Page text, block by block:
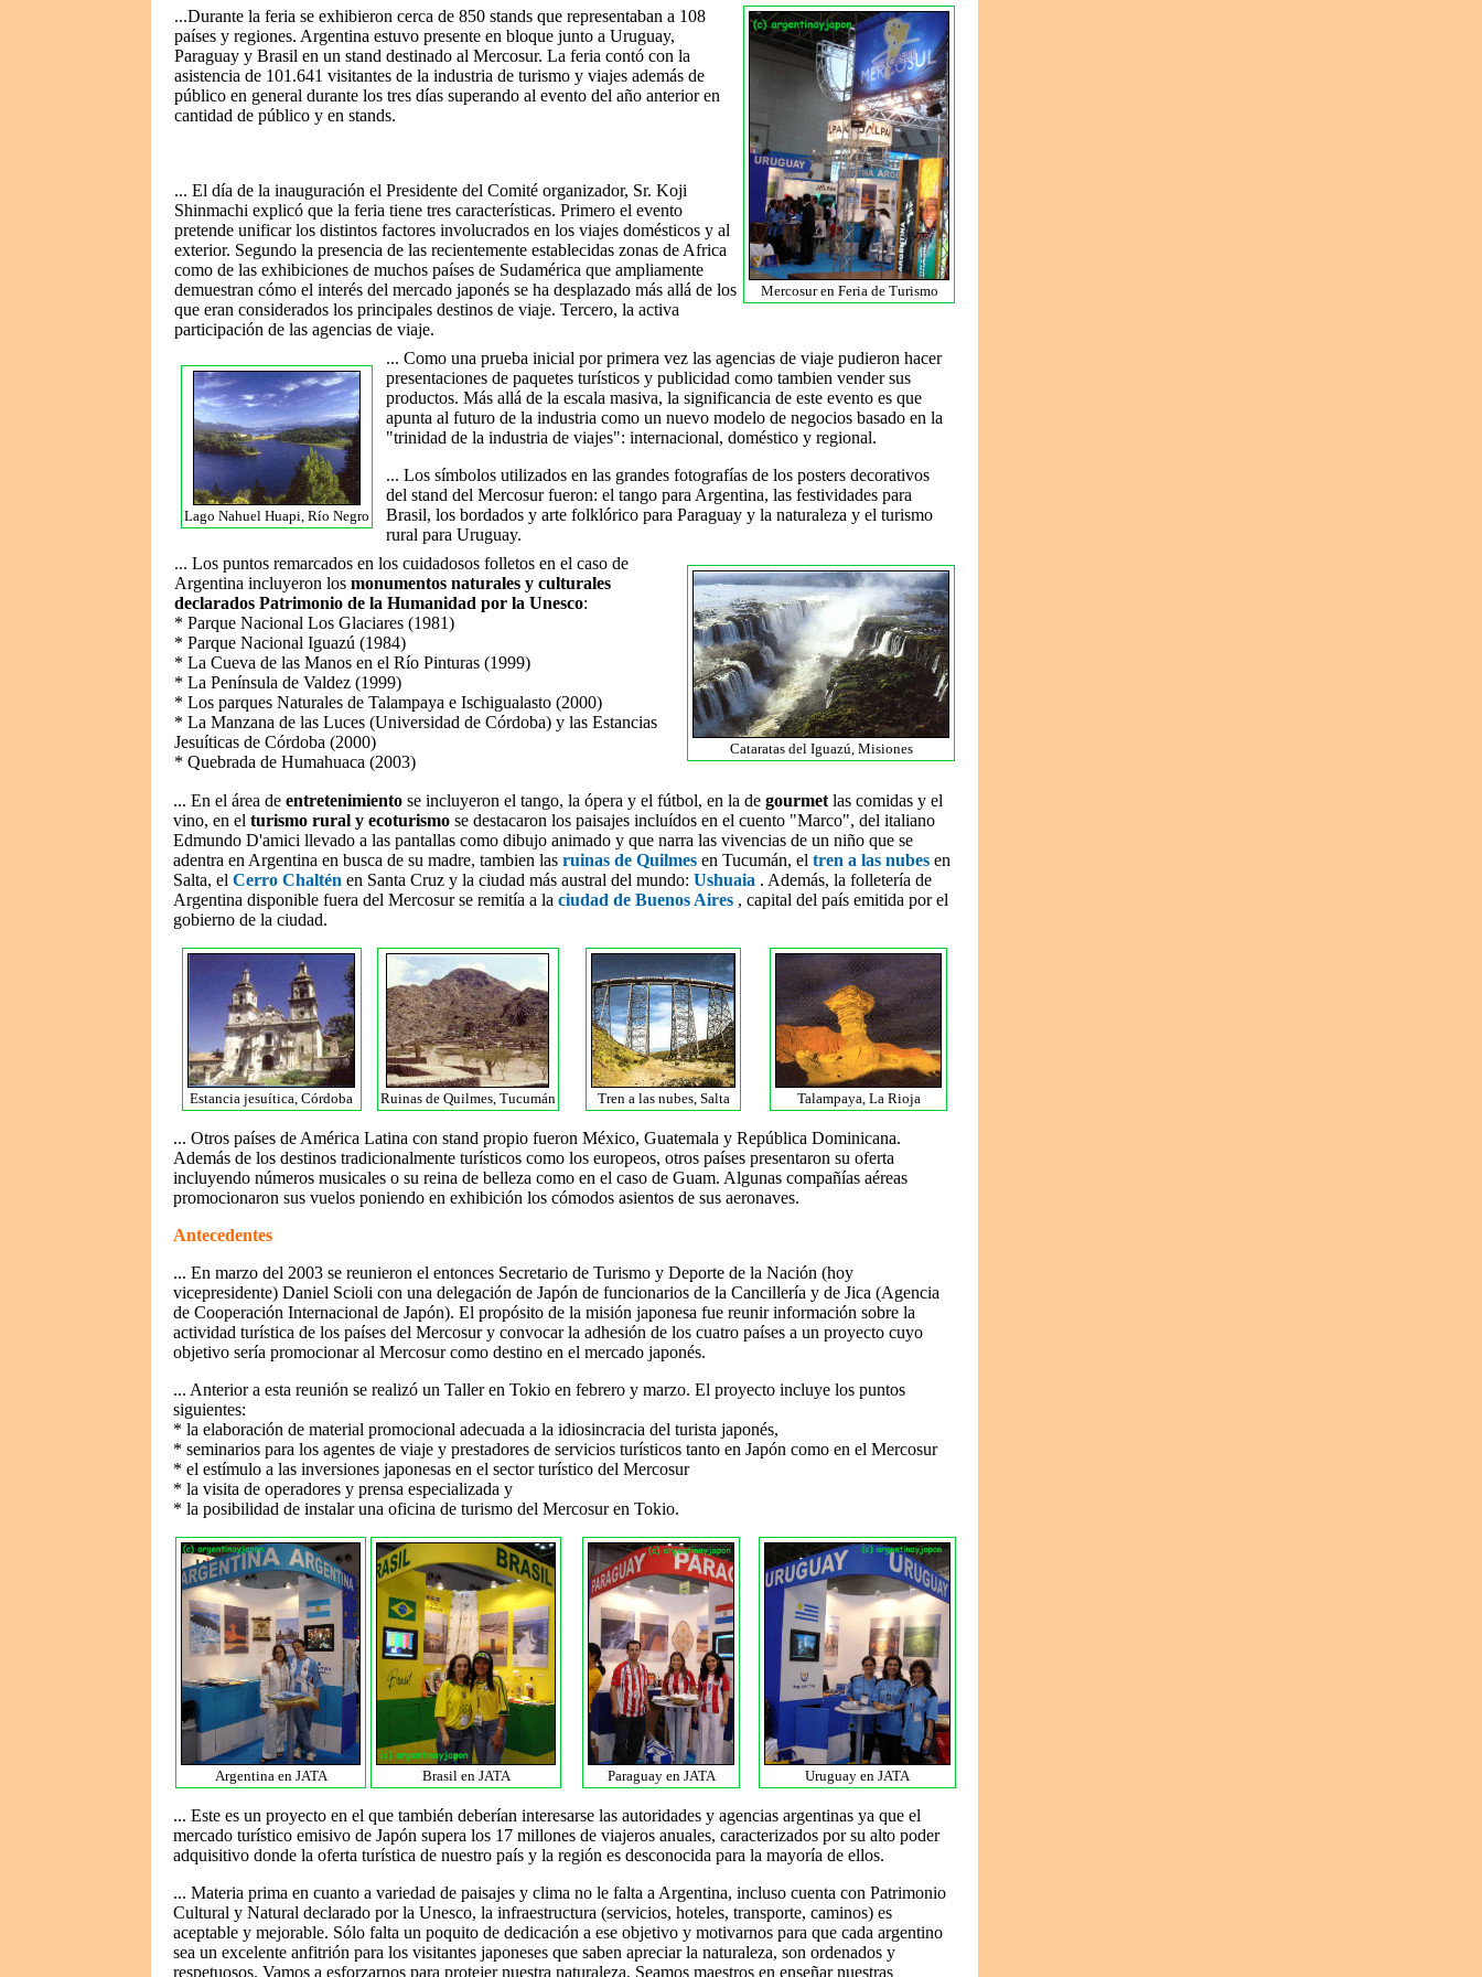
...Durante la feria se exhibieron cerca de 850 stands que representaban a 108
países y regiones. Argentina estuvo presente en bloque junto a Uruguay,
Paraguay y Brasil en un stand destinado al Mercosur. La feria contó con la
asistencia de 101.641 visitantes de la industria de turismo y viajes además de
público en general durante los tres días superando al evento del año anterior en
cantidad de público y en stands.
... El día de la inauguración el Presidente del Comité organizador, Sr. Koji
Shinmachi explicó que la feria tiene tres características. Primero el evento
pretende unificar los distintos factores involucrados en los viajes domésticos y al
exterior. Segundo la presencia de las recientemente establecidas zonas de Africa
como de las exhibiciones de muchos países de Sudamérica que ampliamente
demuestran cómo el interés del mercado japonés se ha desplazado más allá de los
que eran considerados los principales destinos de viaje. Tercero, la activa
participación de las agencias de viaje.
Mercosur en Feria de Turismo
Lago Nahuel Huapi, Río Negro
... Como una prueba inicial por primera vez las agencias de viaje pudieron hacer
presentaciones de paquetes turísticos y publicidad como tambien vender sus
productos. Más allá de la escala masiva, la significancia de este evento es que
apunta al futuro de la industria como un nuevo modelo de negocios basado en la
"trinidad de la industria de viajes": internacional, doméstico y regional.
... Los símbolos utilizados en las grandes fotografías de los posters decorativos
del stand del Mercosur fueron: el tango para Argentina, las festividades para
Brasil, los bordados y arte folklórico para Paraguay y la naturaleza y el turismo
rural para Uruguay.
... Los puntos remarcados en los cuidadosos folletos en el caso de
Argentina incluyeron los monumentos naturales y culturales
declarados Patrimonio de la Humanidad por la Unesco:
* Parque Nacional Los Glaciares (1981)
* Parque Nacional Iguazú (1984)
* La Cueva de las Manos en el Río Pinturas (1999)
* La Península de Valdez (1999)
* Los parques Naturales de Talampaya e Ischigualasto (2000)
* La Manzana de las Luces (Universidad de Córdoba) y las Estancias
Jesuíticas de Córdoba (2000)
* Quebrada de Humahuaca (2003)
Cataratas del Iguazú, Misiones
... En el área de entretenimiento se incluyeron el tango, la ópera y el fútbol, en la de gourmet las comidas y el
vino, en el turismo rural y ecoturismo se destacaron los paisajes incluídos en el cuento "Marco", del italiano
Edmundo D'amici llevado a las pantallas como dibujo animado y que narra las vivencias de un niño que se
adentra en Argentina en busca de su madre, tambien las ruinas de Quilmes en Tucumán, el tren a las nubes en
Salta, el Cerro Chaltén en Santa Cruz y la ciudad más austral del mundo: Ushuaia . Además, la folletería de
Argentina disponible fuera del Mercosur se remitía a la ciudad de Buenos Aires , capital del país emitida por el
gobierno de la ciudad.
Estancia jesuítica, Córdoba Ruinas de Quilmes, Tucumán Tren a las nubes, Salta Talampaya, La Rioja
... Otros países de América Latina con stand propio fueron México, Guatemala y República Dominicana.
Además de los destinos tradicionalmente turísticos como los europeos, otros países presentaron su oferta
incluyendo números musicales o su reina de belleza como en el caso de Guam. Algunas compañías aéreas
promocionaron sus vuelos poniendo en exhibición los cómodos asientos de sus aeronaves.
Antecedentes
... En marzo del 2003 se reunieron el entonces Secretario de Turismo y Deporte de la Nación (hoy
vicepresidente) Daniel Scioli con una delegación de Japón de funcionarios de la Cancillería y de Jica (Agencia
de Cooperación Internacional de Japón). El propósito de la misión japonesa fue reunir información sobre la
actividad turística de los países del Mercosur y convocar la adhesión de los cuatro países a un proyecto cuyo
objetivo sería promocionar al Mercosur como destino en el mercado japonés.
... Anterior a esta reunión se realizó un Taller en Tokio en febrero y marzo. El proyecto incluye los puntos
siguientes:
* la elaboración de material promocional adecuada a la idiosincracia del turista japonés,
* seminarios para los agentes de viaje y prestadores de servicios turísticos tanto en Japón como en el Mercosur
* el estímulo a las inversiones japonesas en el sector turístico del Mercosur
* la visita de operadores y prensa especializada y
* la posibilidad de instalar una oficina de turismo del Mercosur en Tokio.
Argentina en JATA Brasil en JATA Paraguay en JATA Uruguay en JATA
... Este es un proyecto en el que también deberían interesarse las autoridades y agencias argentinas ya que el
mercado turístico emisivo de Japón supera los 17 millones de viajeros anuales, caracterizados por su alto poder
adquisitivo donde la oferta turística de nuestro país y la región es desconocida para la mayoría de ellos.
... Materia prima en cuanto a variedad de paisajes y clima no le falta a Argentina, incluso cuenta con Patrimonio
Cultural y Natural declarado por la Unesco, la infraestructura (servicios, hoteles, transporte, caminos) es
aceptable y mejorable. Sólo falta un poquito de dedicación a ese objetivo y motivarnos para que cada argentino
sea un excelente anfitrión para los visitantes japoneses que saben apreciar la naturaleza, son ordenados y
respetuosos. Vamos a esforzarnos para protejer nuestra naturaleza. Seamos maestros en enseñar nuestras